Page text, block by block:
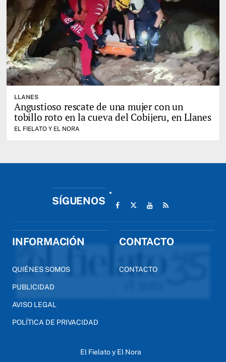
LLANES
Angustioso rescate de una mujer con un
tobillo roto en la cueva del Cobijeru, en Llanes
EL FIELATO Y EL NORA
SÍGUENOS
INFORMACIÓN
QUIÉNES SOMOS
PUBLICIDAD
AVISO LEGAL
POLÍTICA DE PRIVACIDAD
CONTACTO
CONTACTO
El Fielato y El Nora